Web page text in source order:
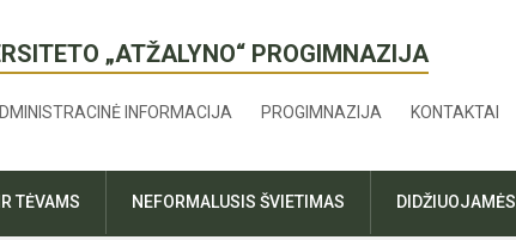
„ATŽALYNO“ PROGIMNAZIJA
INFORMACIJA PROGIMNAZIJA KONTAKTAI
TĖVAMS NEFORMALUSIS ŠVIETIMAS DIDŽIUOJAMĖS